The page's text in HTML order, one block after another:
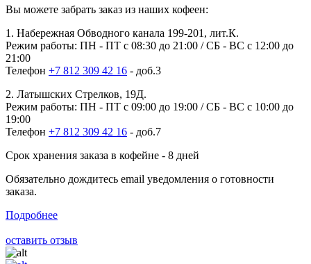
Вы можете забрать заказ из наших кофеен:
1. Набережная Обводного канала 199-201, лит.К.
Режим работы: ПН - ПТ с 08:30 до 21:00 / СБ - ВС с 12:00 до
21:00
Телефон +7 812 309 42 16 - доб.3
2. Латышских Стрелков, 19Д.
Режим работы: ПН - ПТ с 09:00 до 19:00 / СБ - ВС с 10:00 до
19:00
Телефон +7 812 309 42 16 - доб.7
Срок хранения заказа в кофейне - 8 дней
Обязательно дождитесь email уведомления о готовности
заказа.
Подробнее
оставить отзыв